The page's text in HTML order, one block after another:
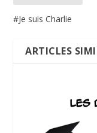
#Je suis Charlie
ARTICLES